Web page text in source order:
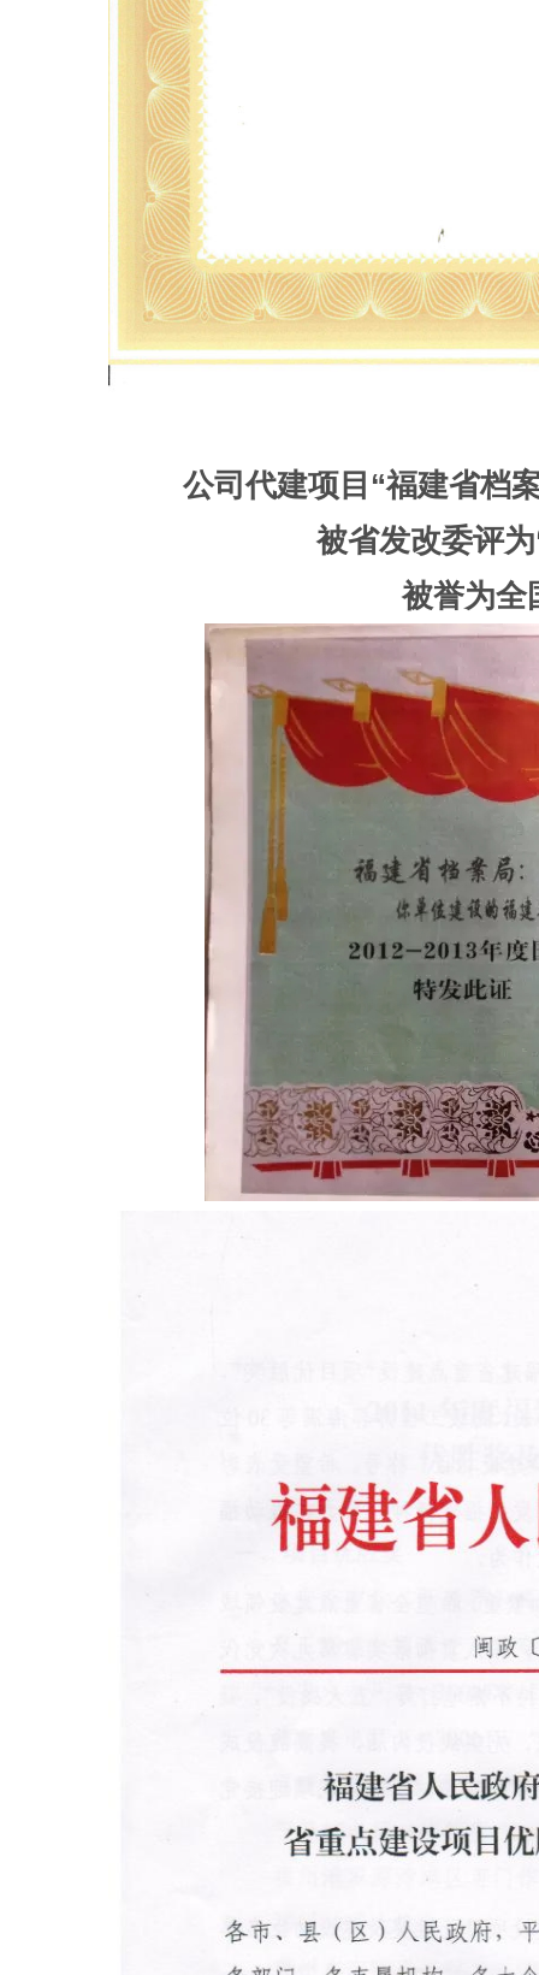
公司代建项目“福建省档
被省发改委评
被誉为全